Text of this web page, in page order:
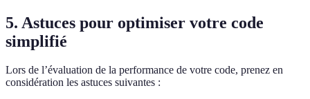
5. Astuces pour optimiser votre code
simplifié
Lors de l’évaluation de la performance de votre code, prenez en
considération les astuces suivantes :